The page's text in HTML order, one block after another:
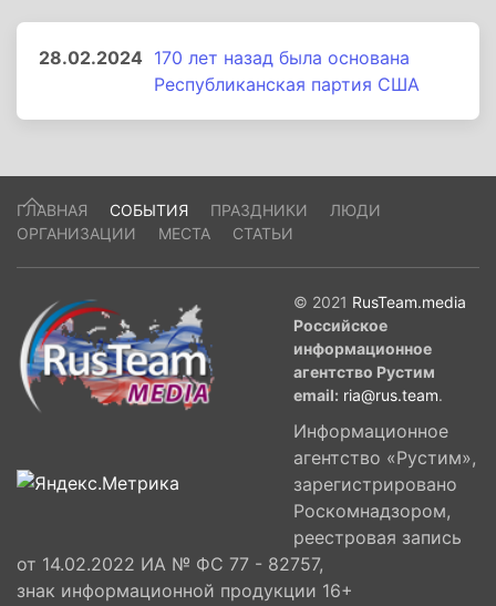
28.02.2024 170 лет назад была основана
Республиканская партия США
ГЛАВНАЯ СОБЫТИЯ ПРАЗДНИКИ
ЛЮДИ
ОРГАНИЗАЦИИ
МЕСТА СТАТЬИ
© 2021 RusTeam.media
Российское
информационное
агентство Рустим
email: ria@rus.team.
Информационное
агентство «Рустим»,
зарегистрировано
Роскомнадзором,
реестровая запись
от 14.02.2022 ИА № ФС 77 - 82757,
знак информационной продукции 16+